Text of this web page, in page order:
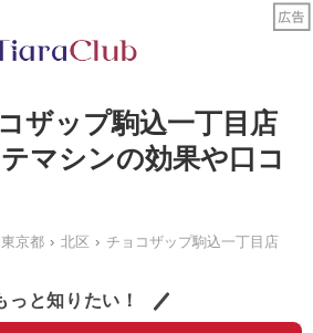
ザップ駒込一丁目店
マシンの効果や口コ
東京都 北区 チョコザップ駒込一丁目店
っと知りたい！